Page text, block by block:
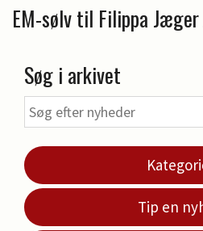
EM-sølv til Filippa Jæger
Søg i arkivet
Tip en